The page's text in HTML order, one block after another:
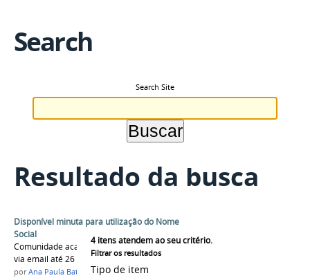
Search
Search Site
Resultado da busca
4itens atendem ao seu critério.
Filtrar os resultados
Tipo de item
Disponível minuta para utilização do Nome
Social
Comunidade acadêmica poderá fazer sugestões
via email até 26 de abril.
porAna Paula Batista